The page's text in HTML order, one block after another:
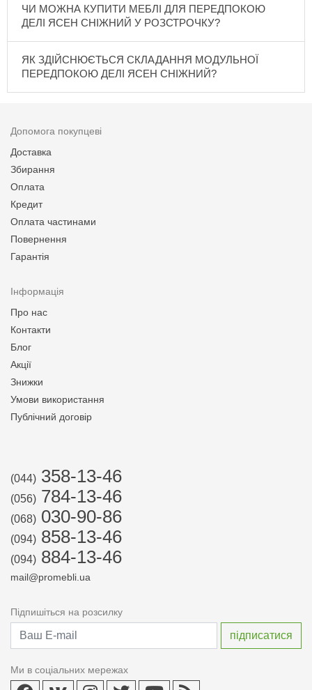
ЧИ МОЖНА КУПИТИ МЕБЛІ ДЛЯ ПЕРЕДПОКОЮ
ДЕЛІ ЯСЕН СНІЖНИЙ У РОЗСТРОЧКУ?
ЯК ЗДІЙСНЮЄТЬСЯ СКЛАДАННЯ МОДУЛЬНОЇ
ПЕРЕДПОКОЮ ДЕЛІ ЯСЕН СНІЖНИЙ?
Допомога покупцеві
Доставка
Збирання
Оплата
Кредит
Оплата частинами
Повернення
Гарантія
Інформація
Про нас
Контакти
Блог
Акції
Знижки
Умови використання
Публічний договір
(044) 358-13-46
(056) 784-13-46
(068) 030-90-86
(094) 858-13-46
(094) 884-13-46
mail@promebli.ua
Підпишіться на розсилку
Ми в соціальних мережах